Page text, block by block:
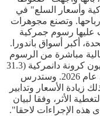
وأسعار السلع" في
وتصنع مجوهرات
عليها رسوم جمركية
المتحدة، أكبر أسواق باندورا.
مباشرة من الرسوم
الجمركية الأميركية هذا العام بقيمة 200 مليون كرونة دانمركية (31.3
مليون دولار)، و450 مليون كرونة سنويا في عام 2026. وستدرس
زيادة الأسعار وتدابير
الأثر، وفقا لبيان
الإجراءات لاحقا".